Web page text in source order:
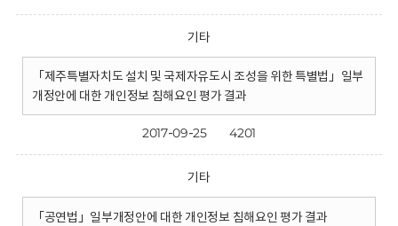
기타
「제주특별자치도 설치 및 국제자유도시 조성을 위한 특별법」일부
개정안에 대한 개인정보 침해요인 평가 결과
2017-09-25 4201
기타
「공연법」일부개정안에 대한 개인정보 침해요인 평가 결과